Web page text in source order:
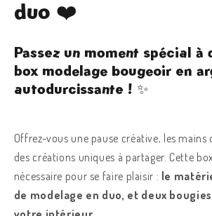
duo ❤️
Passez un moment spécial à
box modelage bougeoir en
autodurcissante ! ✨
Offrez-vous une pause créative, les mains
des créations uniques à partager. Cette
nécessaire pour se faire plaisir : le
de modelage en duo, et deux